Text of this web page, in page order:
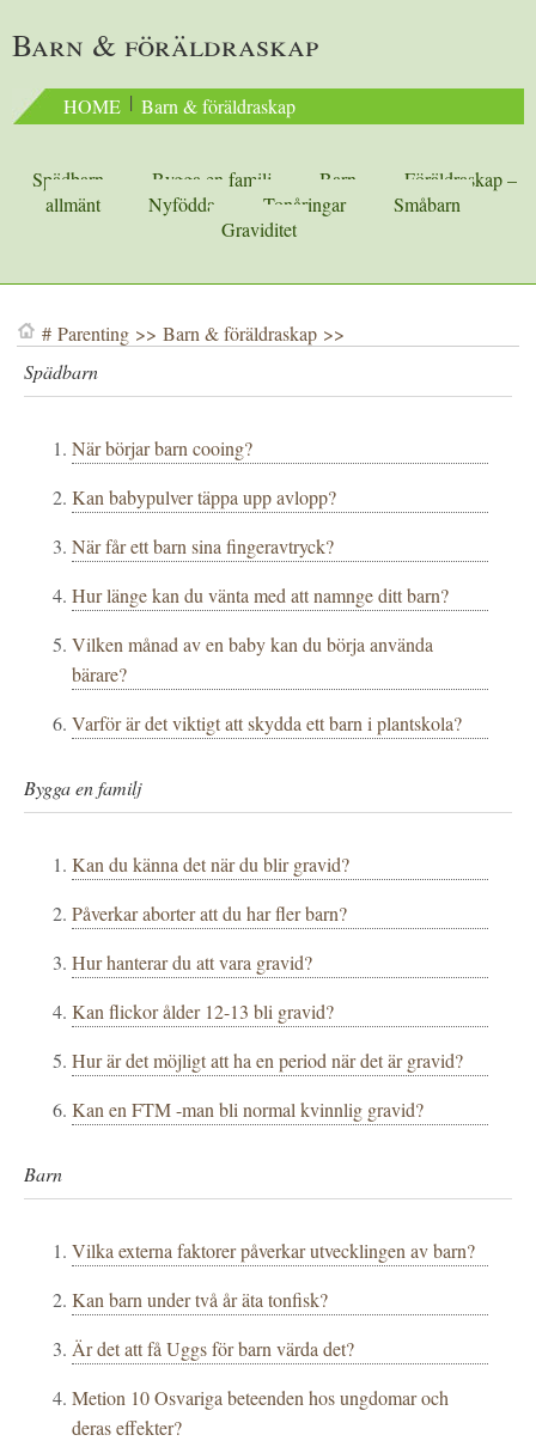
Barn & föräldraskap
HOME | Barn & föräldraskap
Spädbarn Bygga en familj Barn
Föräldraskap –
allmänt
Nyfödda Tonåringar
Småbarn
Graviditet
#Parenting >>Barn & föräldraskap >>
Spädbarn
När börjar barn cooing?
Kan babypulver täppa upp avlopp?
När får ett barn sina fingeravtryck?
Hur länge kan du vänta med att namnge ditt barn?
Vilken månad av en baby kan du börja använda
bärare?
Varför är det viktigt att skydda ett barn i plantskola?
Bygga en familj
Kan du känna det när du blir gravid?
Påverkar aborter att du har fler barn?
Hur hanterar du att vara gravid?
Kan flickor ålder 12-13 bli gravid?
Hur är det möjligt att ha en period när det är gravid?
Kan en FTM -man bli normal kvinnlig gravid?
Barn
Vilka externa faktorer påverkar utvecklingen av barn?
Kan barn under två år äta tonfisk?
Är det att få Uggs för barn värda det?
Metion 10 Osvariga beteenden hos ungdomar och
deras effekter?